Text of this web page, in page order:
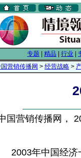
专题 精品 行业
营销传播网 > 经营战略 >
国营销传播网，
年中国经济一